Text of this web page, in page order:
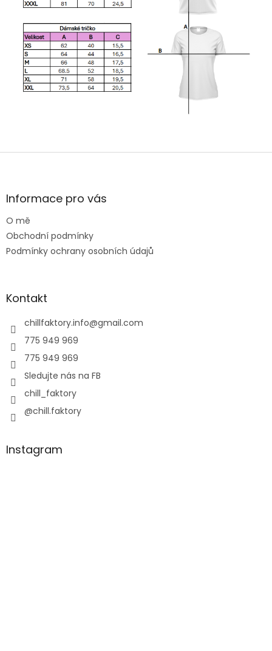
Z
aInformace pro vás
O mě
Obchodní podmínky
Podmínky ochrany osobních údajů
Kontakt
chillfaktory.info@gmail.com
775 949 969
775 949 969
Sledujte nás na FB
chill_faktory
@chill.faktory
Instagram